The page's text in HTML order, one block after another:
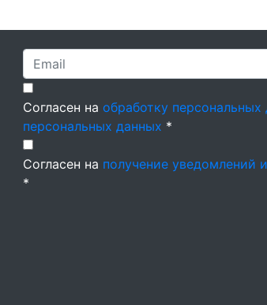
Согласен на обработку персональных
персональных данных *
Согласен на получение уведомлений
*